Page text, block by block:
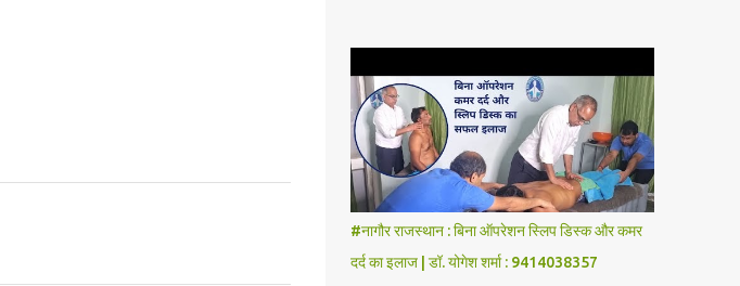
(headache), gas- acidity, petadard - dharan
(stomach ache-humus), aanv (amoeba),
marod - dast (to...
treat Slip Disc , Frozen Shoulder , Back Pain
, Sciatica, Herniated Disc, Disc Bulge,
Cervical Pain , Cervical Disc Prolapse,
Spondylitis , Tennis Elbow, Hip Joint Pain,
Knee Joint Pain , Planter Fascitis, Spine and
Joints problems without surgery by
Ayurvedic Neuro Panchkarma Therapy is a
#नागौर राजस्थान : बिना ऑपरेशन स्लिप डिस्क और कमर
दर्द का इलाज | डॉ. योगेश शर्मा : 9414038357